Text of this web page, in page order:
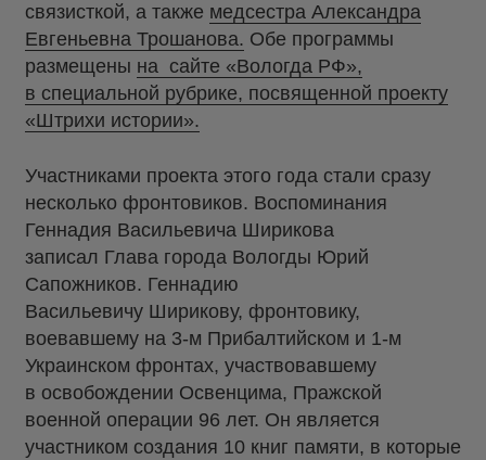
связисткой, а также медсестра Александра
Евгеньевна Трошанова. Обе программы
размещены на сайте «Вологда РФ»,
в специальной рубрике, посвященной проекту
«Штрихи истории».
Участниками проекта этого года стали сразу
несколько фронтовиков. Воспоминания
Геннадия Васильевича Ширикова
записал Глава города Вологды Юрий
Сапожников. Геннадию
Васильевичу Ширикову, фронтовику,
воевавшему на 3-м Прибалтийском и 1-м
Украинском фронтах, участвовавшему
в освобождении Освенцима, Пражской
военной операции 96 лет. Он является
участником создания 10 книг памяти, в которые